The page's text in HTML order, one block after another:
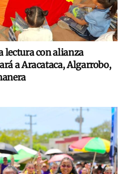
lectura con alianza
a Aracataca, Algarrobo,